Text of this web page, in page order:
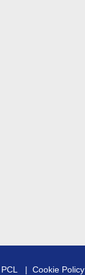
PCL | Cookie Policy